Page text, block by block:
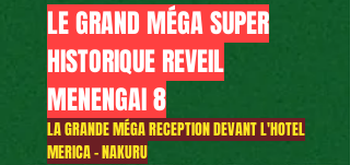
LE GRAND MÉGA SUPER
HISTORIQUE REVEIL
MENENGAI 8
LA GRANDE MÉGA RECEPTION DEVANT L'HOTEL
MERICA - NAKURU